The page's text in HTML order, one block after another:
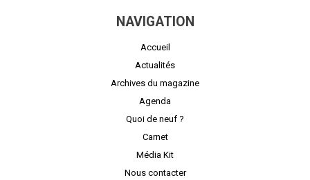
NAVIGATION
Accueil
Actualités
Archives du magazine
Agenda
Quoi de neuf ?
Carnet
Média Kit
Nous contacter